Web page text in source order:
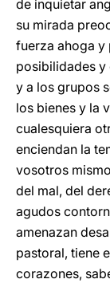
de inquietar
su mirada
fuerza ahoga y
posibilidades y
y a los grupos
los bienes y la
cualesquiera
enciendan la
vosotros
del mal, del
agudos
amenazan
pastoral, tiene
corazones,